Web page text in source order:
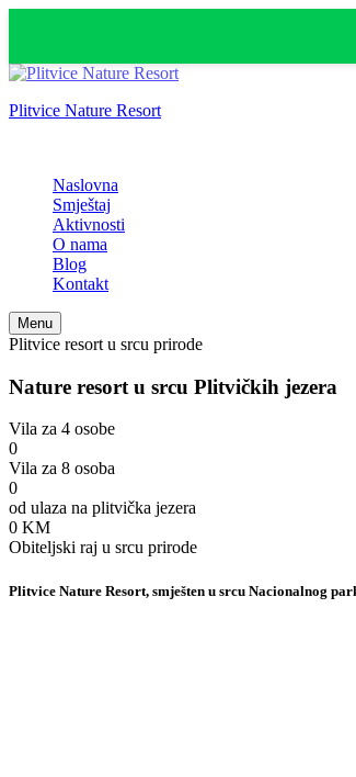
Plitvice Nature Resort
Naslovna
Smještaj
Aktivnosti
O nama
Blog
Kontakt
Menu
Plitvice resort u srcu prirode
Nature resort u srcu Plitvičkih jezera
Vila za 4 osobe
0
Vila za 8 osoba
0
od ulaza na plitvička jezera
0 KM
Obiteljski raj u srcu prirode
Plitvice Nature Resort, smješten u srcu Nacionalnog